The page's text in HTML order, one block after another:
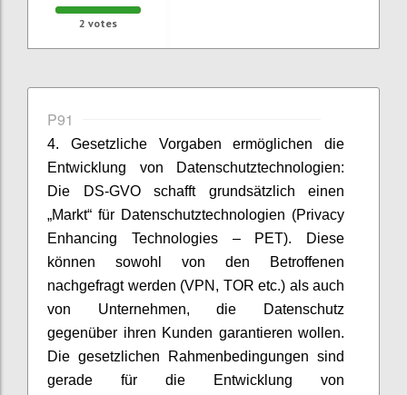
2 votes
P91
4. Gesetzliche Vorgaben ermöglichen die
Entwicklung von Datenschutztechnologien:
Die DS-GVO schafft grundsätzlich einen
„Markt“ für Datenschutztechnologien (Privacy
Enhancing Technologies – PET). Diese
können sowohl von den Betroffenen
nachgefragt werden (VPN, TOR etc.) als auch
von Unternehmen, die Datenschutz
gegenüber ihren Kunden garantieren wollen.
Die gesetzlichen Rahmenbedingungen sind
gerade für die Entwicklung von